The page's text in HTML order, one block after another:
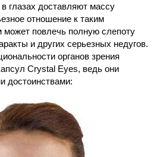
глазах доставляют массу
отношение к таким
повлечь полную слепоту
и других серьезных недугов.
органов зрения
Crystal Eyes, ведь они
достоинствами: